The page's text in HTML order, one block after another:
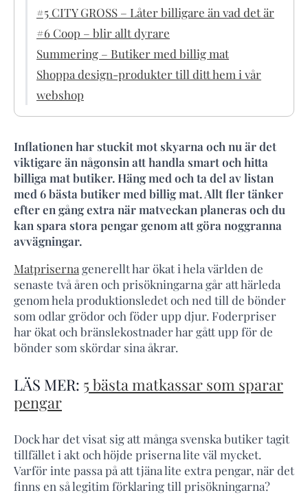
#5 CITY GROSS – Låter billigare än vad det är
#6 Coop – blir allt dyrare
Summering – Butiker med billig mat
Shoppa design-produkter till ditt hem i vår
webshop
Inflationen har stuckit mot skyarna och nu är det
viktigare än någonsin att handla smart och hitta
billiga mat butiker. Häng med och ta del av listan
med 6 bästa butiker med billig mat. Allt fler tänker
efter en gång extra när matveckan planeras och du
kan spara stora pengar genom att göra noggranna
avvägningar.
Matpriserna generellt har ökat i hela världen de
senaste två åren och prisökningarna går att härleda
genom hela produktionsledet och ned till de bönder
som odlar grödor och föder upp djur. Foderpriser
har ökat och bränslekostnader har gått upp för de
bönder som skördar sina åkrar.
LÄS MER: 5 bästa matkassar som sparar
pengar
Dock har det visat sig att många svenska butiker tagit
tillfället i akt och höjde priserna lite väl mycket.
Varför inte passa på att tjäna lite extra pengar, när det
finns en så legitim förklaring till prisökningarna?